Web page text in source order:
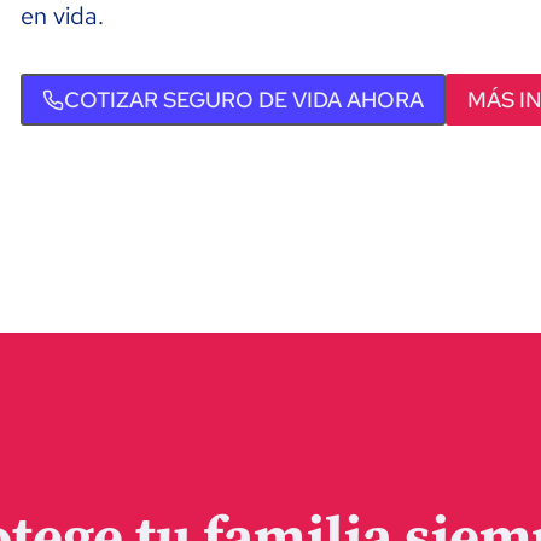
en vida.
COTIZAR SEGURO DE VIDA AHORA MÁS